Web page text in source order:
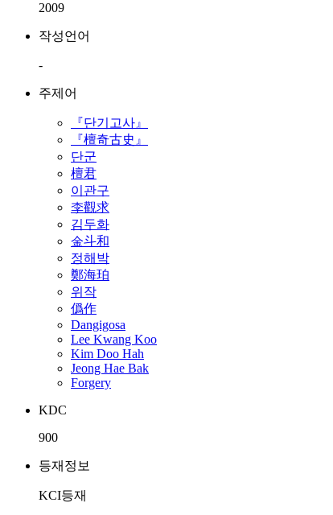
2009
작성언어
-
주제어
『단기고사』
『檀奇古史』
단군
檀君
이관구
李觀求
김두화
金斗和
정해박
鄭海珀
위작
僞作
Dangigosa
Lee Kwang Koo
Kim Doo Hah
Jeong Hae Bak
Forgery
KDC
900
등재정보
KCI등재